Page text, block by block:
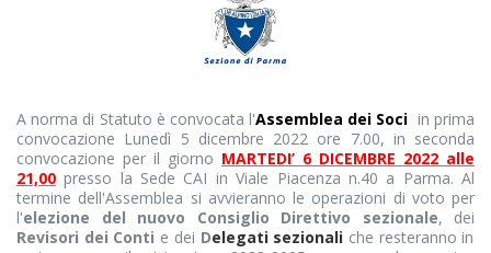
A norma di Statuto è convocata l'Assemblea dei Soci in prima
convocazione Lunedì 5 dicembre 2022 ore 7.00, in seconda
convocazione per il giorno MARTEDI’ 6 DICEMBRE 2022 alle
21,00 presso la Sede CAI in Viale Piacenza n.40 a Parma. Al
termine dell'Assemblea si avvieranno le operazioni di voto per
l'elezione del nuovo Consiglio Direttivo sezionale, dei
Revisori dei Conti e dei Delegati sezionali che resteranno in